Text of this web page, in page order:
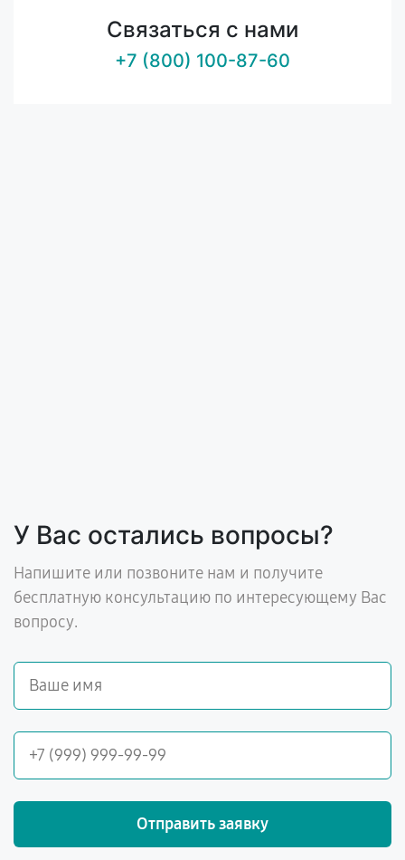
Связаться с нами
+7 (800) 100-87-60
У Вас остались вопросы?
Напишите или позвоните нам и получите
бесплатную консультацию по интересующему Вас
вопросу.
Отправить заявку